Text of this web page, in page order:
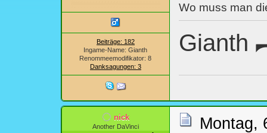
Beiträge: 182
Ingame-Name: Gianth
Renommeemodifikator: 8
Danksagungen: 3
Wo muss man
Gianth
nick
Another DaVinci Montag,